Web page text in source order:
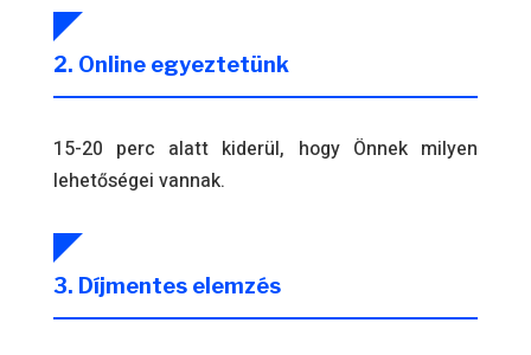
2. Online egyeztetünk
15-20 perc alatt kiderül, hogy Önnek milyen
lehetőségei vannak.
3. Díjmentes elemzés